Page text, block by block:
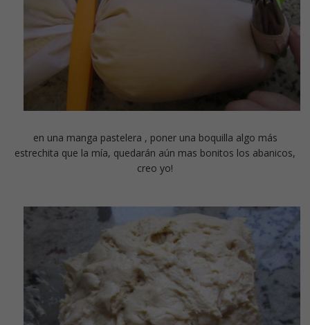
en una manga pastelera , poner una boquilla algo más
estrechita que la mía, quedarán aún mas bonitos los abanicos,
creo yo!